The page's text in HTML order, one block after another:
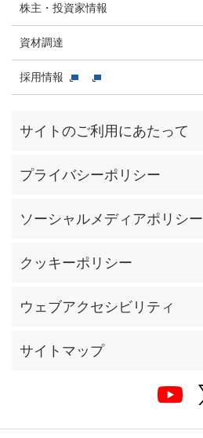
株主・投資家情報
資材調達
採用情報
サイトのご利用にあたって
プライバシーポリシー
ソーシャルメディアポリシー
クッキーポリシー
ウェブアクセシビリティ
サイトマップ